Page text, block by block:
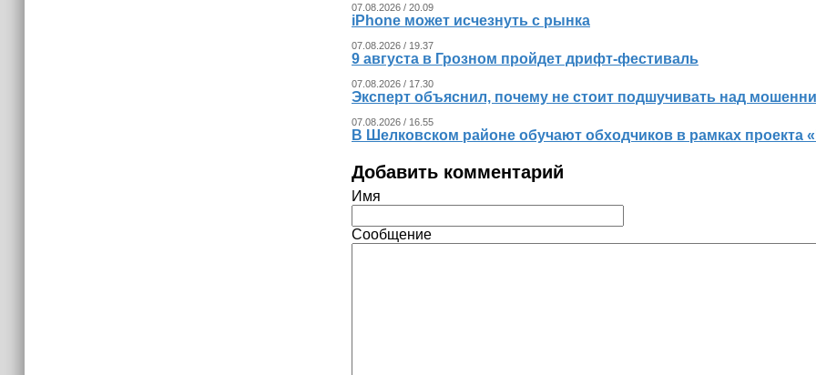
07.08.2026 / 20.09
iPhone может исчезнуть с рынка
07.08.2026 / 19.37
9 августа в Грозном пройдет дрифт-фестиваль
07.08.2026 / 17.30
Эксперт объяснил, почему не стоит подшучивать над
07.08.2026 / 16.55
В Шелковском районе обучают обходчиков в рамках
Добавить комментарий
Имя
Сообщение